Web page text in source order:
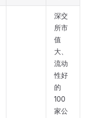
深交
所市
值
大、
流动
性好
的
100
家公